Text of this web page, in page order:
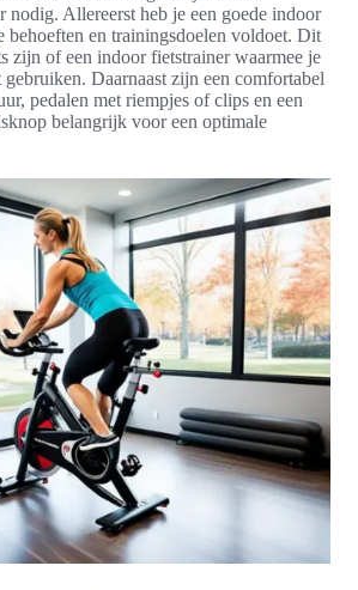
nodig. Allereerst heb je een goede indoor
behoeften en trainingsdoelen voldoet. Dit
zijn of een indoor fietstrainer waarmee je
Daarnaast zijn een comfortabel
pedalen met riempjes of clips en een
belangrijk voor een optimale